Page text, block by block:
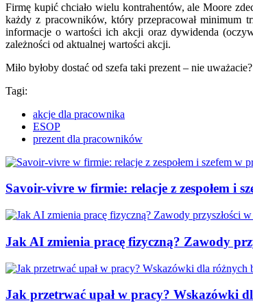
Firmę kupić chciało wielu kontrahentów, ale Moore
każdy z pracowników, który przepracował minimum
informacje o wartości ich akcji oraz dywidenda
zależności od aktualnej wartości akcji.
Miło byłoby dostać od szefa taki prezent – nie uważacie?
Tagi:
akcje dla pracownika
ESOP
prezent dla pracowników
Savoir-vivre w firmie: relacje z zespołem i
Jak AI zmienia pracę fizyczną? Zawody
Jak przetrwać upał w pracy? Wskazówki